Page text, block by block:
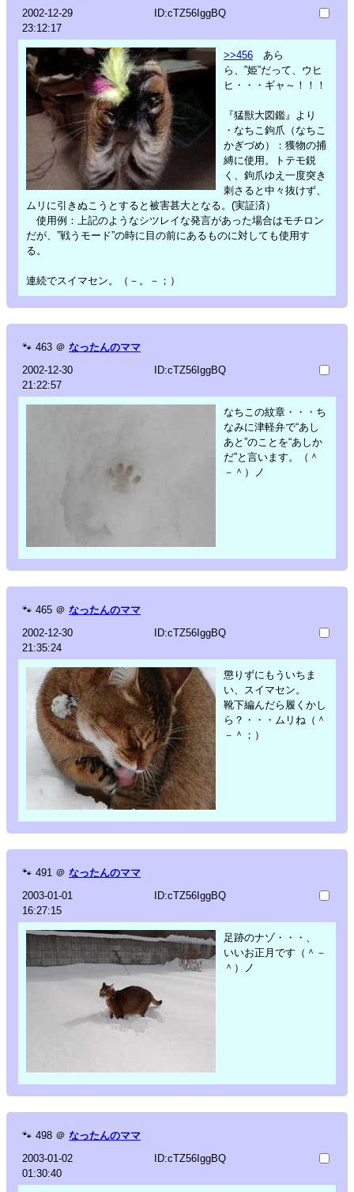
2002-12-29
23:12:17
ID:cTZ56IggBQ
>>456 あら
ら、”姫”だって、ウヒ
ヒ・・・ギャ～！！！
『猛獣大図鑑』より
・なちこ鉤爪（なちこ
かぎづめ）：獲物の捕
縛に使用。トテモ鋭
く、鉤爪ゆえ一度突き
刺さると中々抜けず、
ムリに引きぬこうとすると被害甚大となる。(実証済）
使用例：上記のようなシツレイな発言があった場合はモチロン
だが、”戦うモード”の時に目の前にあるものに対しても使用す
る。
連続でスイマセン。（－。－；）
🐾 463 ＠ なったんのママ
2002-12-30
21:22:57
ID:cTZ56IggBQ
なちこの紋章・・・ち
なみに津軽弁で“あし
あと”のことを“あしか
だ”と言います。（＾
－＾）ノ
🐾 465 ＠ なったんのママ
2002-12-30
21:35:24
ID:cTZ56IggBQ
懲りずにもういちま
い、スイマセン。
靴下編んだら履くかし
ら？・・・ムリね（＾
－＾；）
🐾 491 ＠ なったんのママ
2003-01-01
16:27:15
ID:cTZ56IggBQ
足跡のナゾ・・・、
いいお正月です（＾－
＾）ノ
🐾 498 ＠ なったんのママ
2003-01-02
01:30:40
ID:cTZ56IggBQ